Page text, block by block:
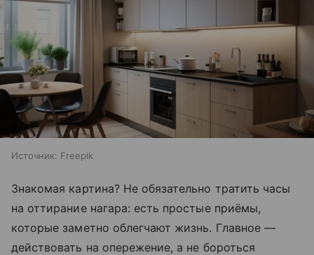
Источник: Freepik
Знакомая картина? Не обязательно тратить часы
на оттирание нагара: есть простые приёмы,
которые заметно облегчают жизнь. Главное —
действовать на опережение, а не бороться